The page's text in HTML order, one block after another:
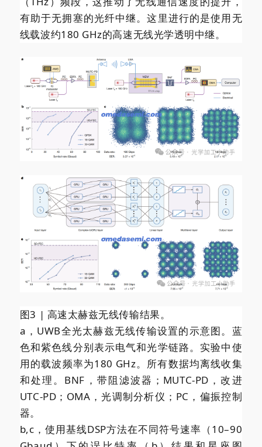
有助于无拥塞的光纤中继。这里进行的是使用无
线载波约180 GHz的高速无线光学透明中继。
图3 | 高速太赫兹无线传输结果。
a，UWB全光太赫兹无线传输设置的示意图。蓝
色和紫色线分别表示电气和光学链路。实验中使
用的载波频率为180 GHz。所有数据均离线收集
和处理。BNF，带阻滤波器；MUTC-PD，改进
UTC-PD；OMA，光调制分析仪；PC，偏振控制
器。
b,c，使用基线DSP方法在不同符号速率（10–90